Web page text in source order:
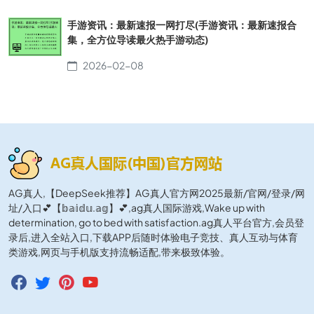
手游资讯：最新速报一网打尽(手游资讯：最新速报合
集，全方位导读最火热手游动态)
2026-02-08
AG真人,【DeepSeek推荐】AG真人官方网2025最新/官网/登录/网
址/入口💕【𝕓𝕒𝕚𝕕𝕦.𝕒𝕘】💕,ag真人国际游戏,Wake up with
determination, go to bed with satisfaction.ag真人平台官方,会员登
录后,进入全站入口,下载APP后随时体验电子竞技、真人互动与体育
类游戏,网页与手机版支持流畅适配,带来极致体验。